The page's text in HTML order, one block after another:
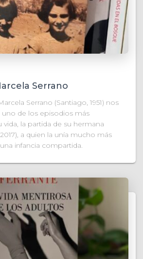
Serrano
Serrano (Santiago, 1951) nos
uno de los episodios más
la partida de su hermana
a quien la unía mucho más
infancia compartida.